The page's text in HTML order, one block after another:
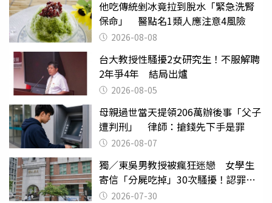
他吃傳統剉冰竟拉到脫水「緊急洗腎
保命」 醫點名1類人應注意4風險
2026-08-08
台大教授性騷擾2女研究生！不服解聘
2年爭4年 結局出爐
2026-08-05
母親過世當天提領206萬辦後事「父子
遭判刑」 律師：搶錢先下手是罪
2026-08-07
獨／東吳男教授被瘋狂迷戀 女學生
寄信「分屍吃掉」30次騷擾！認罪免
關 2026-07-30